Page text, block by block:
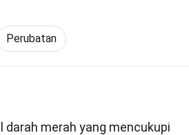
Perubatan
darah merah yang mencukupi